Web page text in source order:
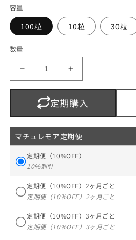
格
格
容量
100粒 10粒 30粒
数量
チ
レ・
ア
100mg（純
天
然
プ
エ
ラ
リ
ア）
マ
チ
ュ
レ・
ア
100mg（純
天
プ
エ
ラ
リ
ア）
定期購入
マチュレモア定期便
定期便（10%OFF）
10%割引
定期便（10%OFF）2ヶ月ごと
定期便（10%OFF）2ヶ月ごと
定期便（10%OFF）3ヶ月ごと
定期便（10%OFF）3ヶ月ごと